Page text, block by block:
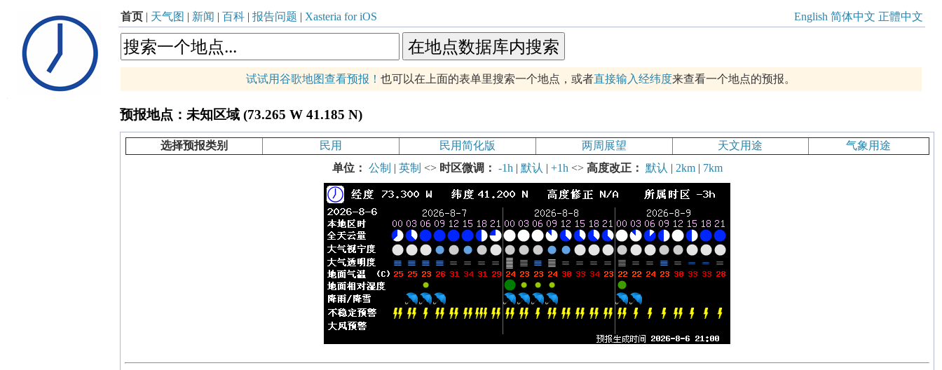
首页| 天气图 | 新闻 | 百科| 报告问题 | Xasteria for iOS English 简体中文 正體中文
试试用谷歌地图查看预报！ 也可以在上面的表单里搜索一个地点，或者直接输入经纬度来查看一个地点的预报。
预报地点：未知区域 (73.265 W 41.185 N)
选择预报类别 民用 民用简化版 两周展望 天文用途
气象用途
单位： 公制 | 英制 <> 时区微调： -1h | 默认 | +1h <> 高度改正： 默认 | 2km| 7km